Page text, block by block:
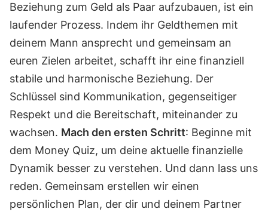
Beziehung zum Geld als Paar aufzubauen, ist ein
laufender Prozess. Indem ihr Geldthemen mit
deinem Mann ansprecht und gemeinsam an
euren Zielen arbeitet, schafft ihr eine finanziell
stabile und harmonische Beziehung. Der
Schlüssel sind Kommunikation, gegenseitiger
Respekt und die Bereitschaft, miteinander zu
wachsen. Mach den ersten Schritt: Beginne mit
dem Money Quiz, um deine aktuelle finanzielle
Dynamik besser zu verstehen. Und dann lass uns
reden. Gemeinsam erstellen wir einen
persönlichen Plan, der dir und deinem Partner